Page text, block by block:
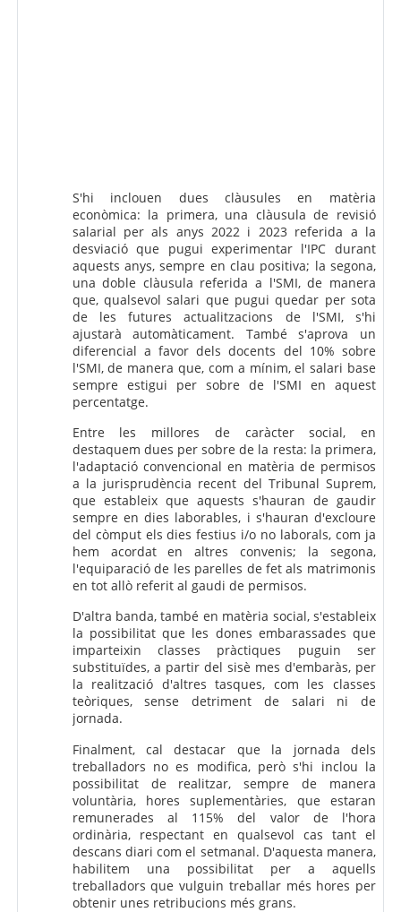
S'hi inclouen dues clàusules en matèria
econòmica: la primera, una clàusula de revisió
salarial per als anys 2022 i 2023 referida a la
desviació que pugui experimentar l'IPC durant
aquests anys, sempre en clau positiva; la segona,
una doble clàusula referida a l'SMI, de manera
que, qualsevol salari que pugui quedar per sota
de les futures actualitzacions de l'SMI, s'hi
ajustarà automàticament. També s'aprova un
diferencial a favor dels docents del 10% sobre
l'SMI, de manera que, com a mínim, el salari base
sempre estigui per sobre de l'SMI en aquest
percentatge.
Entre les millores de caràcter social, en
destaquem dues per sobre de la resta: la primera,
l'adaptació convencional en matèria de permisos
a la jurisprudència recent del Tribunal Suprem,
que estableix que aquests s'hauran de gaudir
sempre en dies laborables, i s'hauran d'excloure
del còmput els dies festius i/o no laborals, com ja
hem acordat en altres convenis; la segona,
l'equiparació de les parelles de fet als matrimonis
en tot allò referit al gaudi de permisos.
D'altra banda, també en matèria social, s'estableix
la possibilitat que les dones embarassades que
imparteixin classes pràctiques puguin ser
substituïdes, a partir del sisè mes d'embaràs, per
la realització d'altres tasques, com les classes
teòriques, sense detriment de salari ni de
jornada.
Finalment, cal destacar que la jornada dels
treballadors no es modifica, però s'hi inclou la
possibilitat de realitzar, sempre de manera
voluntària, hores suplementàries, que estaran
remunerades al 115% del valor de l'hora
ordinària, respectant en qualsevol cas tant el
descans diari com el setmanal. D'aquesta manera,
habilitem una possibilitat per a aquells
treballadors que vulguin treballar més hores per
obtenir unes retribucions més grans.